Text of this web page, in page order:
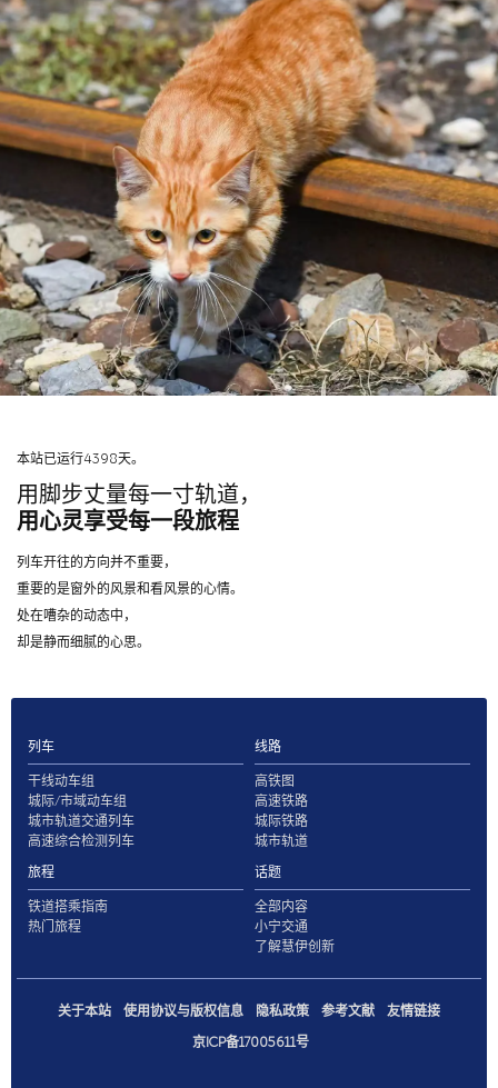
本站已运行4398天。
用脚步丈量每一寸轨道，
用心灵享受每一段旅程
列车开往的方向并不重要，
重要的是窗外的风景和看风景的心情。
处在嘈杂的动态中，
却是静而细腻的心思。
列车
干线动车组
城际/市域动车组
城市轨道交通列车
高速综合检测列车
线路
高铁图
高速铁路
城际铁路
城市轨道
旅程
铁道搭乘指南
热门旅程
话题
全部内容
小宁交通
了解慧伊创新
关于本站 使用协议与版权信息 隐私政策 参考文献
友情链接
京ICP备17005611号